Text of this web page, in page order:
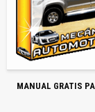
MANUAL GRATIS